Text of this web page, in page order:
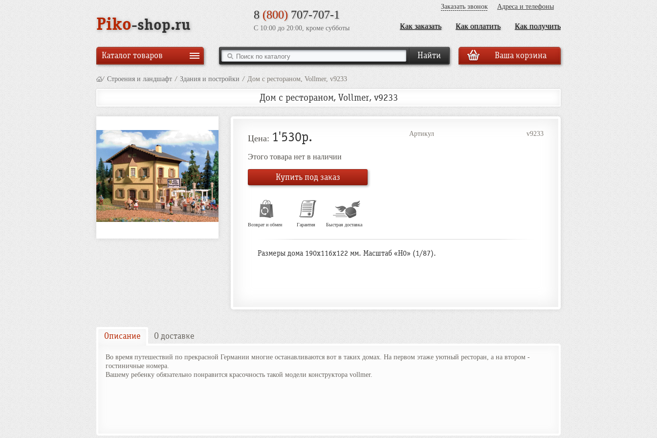
Piko-shop.ru
8 (800)707-707-1
С 10:00 до 20:00, кроме субботы
Адреса и телефоны
Заказать звонок
Как получить
Как оплатить
Как заказать
Каталог товаров Ваша корзина
/ Строения и ландшафт / Здания и постройки / Дом с рестораном, Vollmer, v9233
Дом с рестораном, Vollmer, v9233
Артикул v9233
Цена: 1'530р.
Этого товара нет в наличии
Купить под заказ
Возврат и обмен Гарантия Быстрая доставка
Размеры дома 190x116x122 мм. Масштаб «H0» (1/87).
Описание О доставке
Во время путешествий по прекрасной Германии многие останавливаются вот в таких домах. На первом этаже уютный ресторан, а на втором -
гостиничные номера.
Вашему ребенку обязательно понравится красочность такой модели конструктора vollmer.